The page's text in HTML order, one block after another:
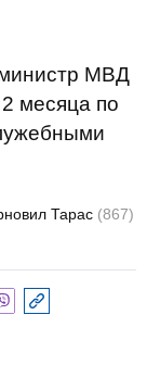
МВД
месяца по
Тарас (867)